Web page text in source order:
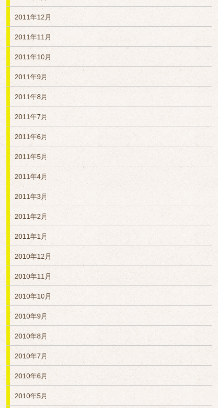
2011年12月
2011年11月
2011年10月
2011年9月
2011年8月
2011年7月
2011年6月
2011年5月
2011年4月
2011年3月
2011年2月
2011年1月
2010年12月
2010年11月
2010年10月
2010年9月
2010年8月
2010年7月
2010年6月
2010年5月